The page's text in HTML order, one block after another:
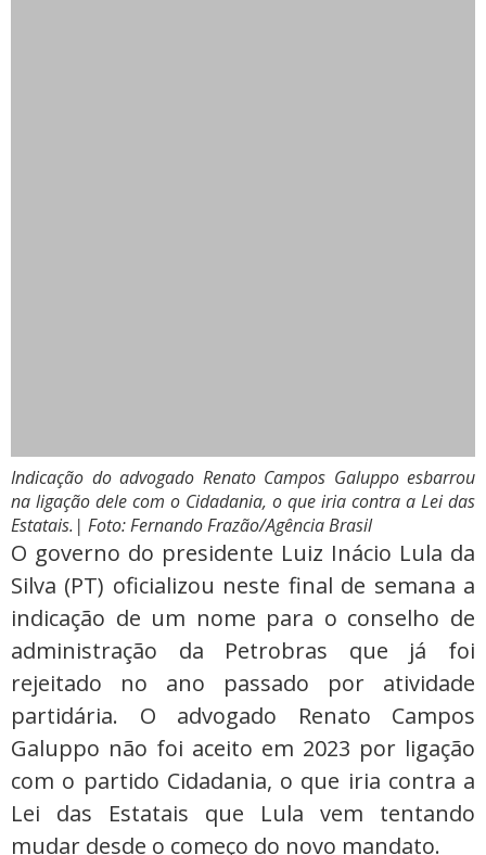
Indicação do advogado Renato Campos Galuppo esbarrou
na ligação dele com o Cidadania, o que iria contra a Lei das
Estatais. | Foto: Fernando Frazão/Agência Brasil
O governo do presidente Luiz Inácio Lula da
Silva (PT) oficializou neste final de semana a
indicação de um nome para o conselho de
administração da Petrobras que já foi
rejeitado no ano passado por atividade
partidária. O advogado Renato Campos
Galuppo não foi aceito em 2023 por ligação
com o partido Cidadania, o que iria contra a
Lei das Estatais que Lula vem tentando
mudar desde o começo do novo mandato.